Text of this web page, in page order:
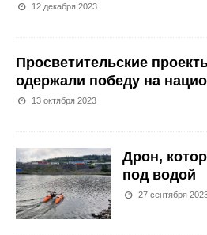
12 декабря 2023
Просветительские
одержали победу на
13 октября 2023
Дрон,
под водой
27 сентября